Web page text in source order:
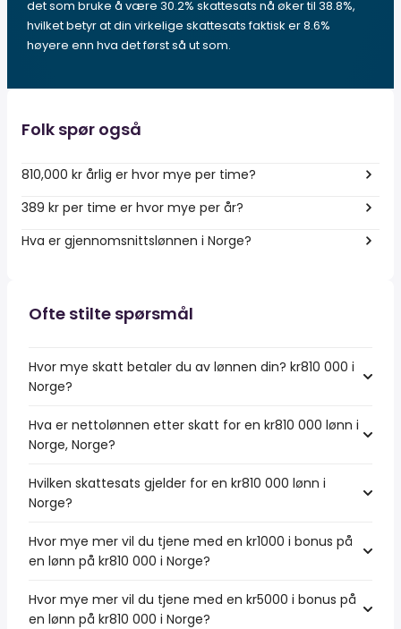
det som bruke å være 30.2% skattesats nå øker til 38.8%,
hvilket betyr at din virkelige skattesats faktisk er 8.6%
høyere enn hva det først så ut som.
Folk spør også
810,000 kr årlig er hvor mye per time?
389 kr per time er hvor mye per år?
Hva er gjennomsnittslønnen i Norge?
Ofte stilte spørsmål
Hvor mye skatt betaler du av lønnen din? kr810 000 i
Norge?
Hva er nettolønnen etter skatt for en kr810 000 lønn i
Norge, Norge?
Hvilken skattesats gjelder for en kr810 000 lønn i
Norge?
Hvor mye mer vil du tjene med en kr1000 i bonus på
en lønn på kr810 000 i Norge?
Hvor mye mer vil du tjene med en kr5000 i bonus på
en lønn på kr810 000 i Norge?